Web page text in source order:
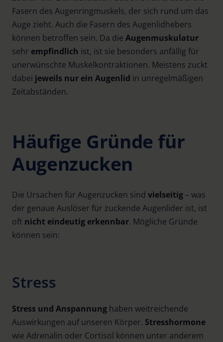
Fasern des Augenringmuskels, der sich rund um das
Auge zieht. Auch die Fasern des Augenlidhebers
können betroffen sein. Da die Augenmuskulatur
sehr empfindlich ist, ist sie besonders anfällig für
unerwünschte Muskelkontraktionen. Meistens zuckt
dabei jeweils nur ein Augenlid in unregelmäßigen
Zeitabständen.
Häufige Gründe für
Augenzucken
Die Ursachen für Augenzucken sind vielseitig – was
der genaue Auslöser für zuckende Augenlider ist, ist
oft nicht eindeutig erkennbar. Mögliche Gründe
können sein:
Stress
Stress und Anspannung haben weitreichende
Auswirkungen auf unseren Körper. Stresshormone
wie Adrenalin oder Cortisol können unter anderem